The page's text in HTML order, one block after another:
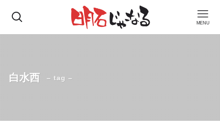
MENU
白水西 – tag –